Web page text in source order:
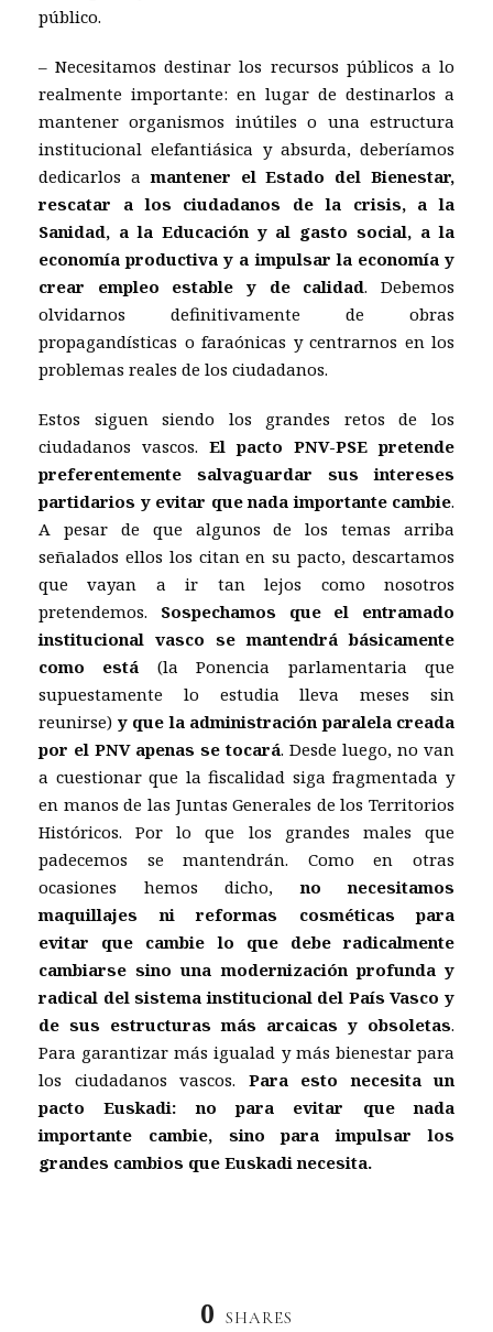
público.
– Necesitamos destinar los recursos públicos a lo
realmente importante: en lugar de destinarlos a
mantener organismos inútiles o una estructura
institucional elefantiásica y absurda, deberíamos
dedicarlos amantener el Estado del Bienestar,
rescatar a los ciudadanos de la crisis, a la
Sanidad, a la Educación y al gasto social, a la
economía productiva y a impulsar la economía y
crear empleo estable y de calidad. Debemos
olvidarnos definitivamente de obras
propagandísticas o faraónicas y centrarnos en los
problemas reales de los ciudadanos.
Estos siguen siendo los grandes retos de los
ciudadanos vascos. El pacto PNV-PSE pretende
preferentemente salvaguardar sus intereses
partidarios y evitar que nada importante cambie.
A pesar de que algunos de los temas arriba
señalados ellos los citan en su pacto, descartamos
que vayan a ir tan lejos como nosotros
pretendemos. Sospechamos que el entramado
institucional vasco se mantendrá básicamente
como está (la Ponencia parlamentaria que
supuestamente lo estudia lleva meses sin
reunirse) y que la administración paralela creada
por el PNV apenas se tocará. Desde luego, no van
a cuestionar que la fiscalidad siga fragmentada y
en manos de las Juntas Generales de los Territorios
Históricos. Por lo que los grandes males que
padecemos se mantendrán. Como en otras
ocasiones hemos dicho,no necesitamos
maquillajes ni reformas cosméticas para
evitar que cambie lo que debe radicalmente
cambiarse sino una modernización profunda y
radical del sistema institucional del País Vasco y
de sus estructuras más arcaicas y obsoletas.
Para garantizar más igualad y más bienestar para
los ciudadanos vascos. Para esto necesita un
pacto Euskadi: no para evitar que nada
importante cambie, sino para impulsar los
grandes cambios que Euskadi necesita.
0 SHARES